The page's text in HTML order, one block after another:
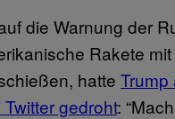
die Warnung der
Rakete
hatte Trump
gedroht: